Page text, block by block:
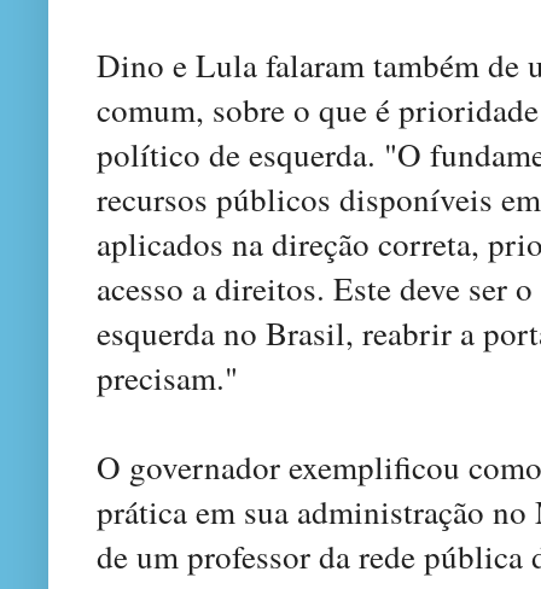
Dino e Lula falaram também de
comum, sobre o que é
político de esquerda. "O
recursos públicos disponíveis
aplicados na direção correta,
acesso a direitos. Este deve ser
esquerda no Brasil, reabrir a
precisam."
O governador exemplificou
prática em sua administração
de um professor da rede